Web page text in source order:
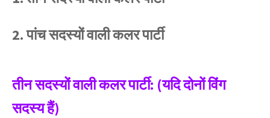
2. पांच सदस्यों वाली कलर पार्टी
तीन सदस्यों वाली कलर पार्टी: (यदि दोनों विंग
सदस्य हैं)